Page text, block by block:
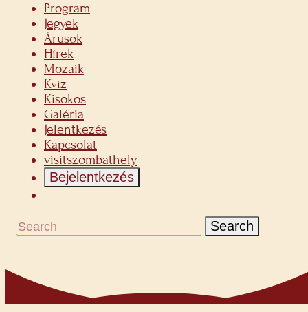
Program
Jegyek
Árusok
Hírek
Mozaik
Kvíz
Kisokos
Galéria
Jelentkezés
Kapcsolat
visitszombathely
Bejelentkezés
Search